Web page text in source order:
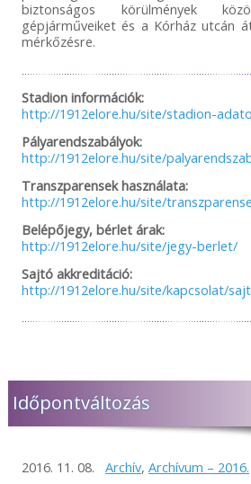
biztonságos körülmények
gépjárműveiket és a Kórház utcán
mérkőzésre.
Stadion információk:
http://1912elore.hu/site/stadion-
Pályarendszabályok:
http://1912elore.hu/site/
Transzparensek használata:
http://1912elore.hu/site/
Belépőjegy, bérlet árak:
http://1912elore.hu/site/jegy-berlet/
Sajtó akkreditáció:
http://1912elore.hu/site/kapcsolat/
Időpontváltozás
2016. 11. 08. Archív, Archívum – 2016.